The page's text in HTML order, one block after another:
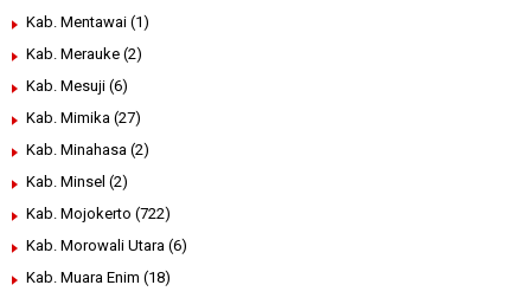
Kab. Mentawai (1)
Kab. Merauke (2)
Kab. Mesuji (6)
Kab. Mimika (27)
Kab. Minahasa (2)
Kab. Minsel (2)
Kab. Mojokerto (722)
Kab. Morowali Utara (6)
Kab. Muara Enim (18)